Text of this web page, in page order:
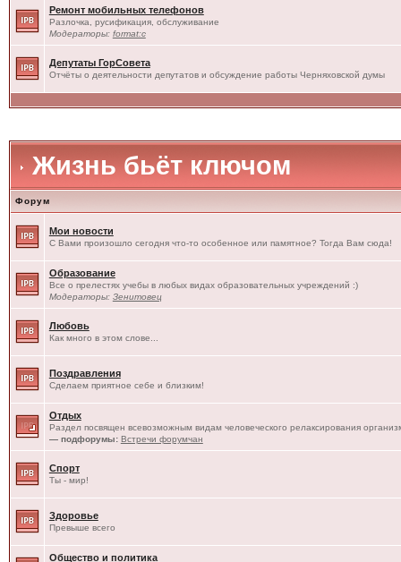
Ремонт мобильных телефонов
Разлочка, русификация, обслуживание
Модераторы: format:c
Депутаты ГорСовета
Отчёты о деятельности депутатов и обсуждение работы Черняховской думы
Жизнь бьёт ключом
Форум
Мои новости
С Вами произошло сегодня что-то особенное или памятное? Тогда Вам сюда!
Образование
Все о прелестях учебы в любых видах образовательных учреждений :)
Модераторы: Зенитовец
Любовь
Как много в этом слове...
Поздравления
Сделаем приятное себе и близким!
Отдых
Раздел посвящен всевозможным видам человеческого релаксирования
— подфорумы: Встречи форумчан
Спорт
Ты - мир!
Здоровье
Превыше всего
Общество и политика